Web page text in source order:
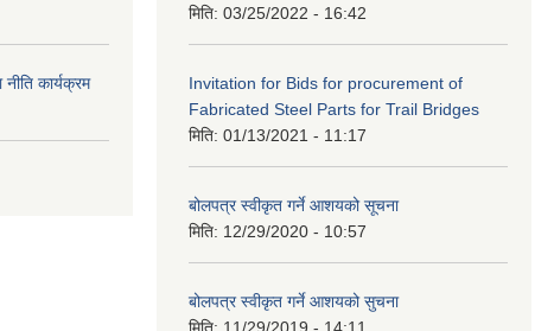
कार्यक्रम
मिति: 03/25/2022 - 16:42
Invitation for Bids for procurement of
Fabricated Steel Parts for Trail Bridges
मिति: 01/13/2021 - 11:17
बोलपत्र स्वीकृत गर्ने आशयको सूचना
मिति: 12/29/2020 - 10:57
बोलपत्र स्वीकृत गर्ने आशयको सुचना
मिति: 11/29/2019 - 14:11